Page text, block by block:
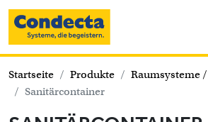
Direkt zum Inhalt
Startseite Produkte
Raumsysteme
Sanitärcontainer